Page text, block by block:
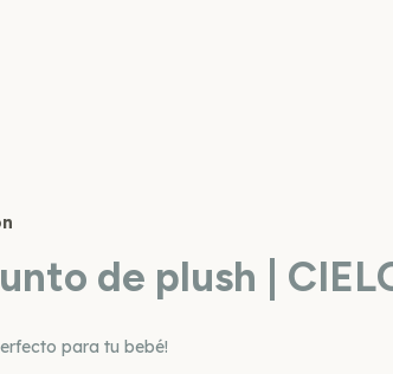
de plush |
para tu bebé!